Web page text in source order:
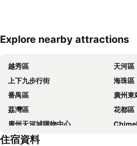
展開地圖
Explore nearby attractions
越秀區
天河區
上下九步行街
海珠區
番禺區
廣州東
荔灣區
花都區
廣州天河城購物中心
白雲區
住宿資料